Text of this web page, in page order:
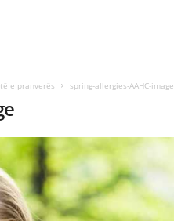
e pranverës spring-allergies-AAHC-image